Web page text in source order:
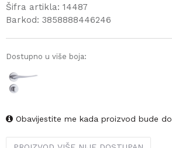
Šifra artikla: 14487
Barkod: 3858888446246
Dostupno u više boja:
Obavijestite me kada proizvod bude